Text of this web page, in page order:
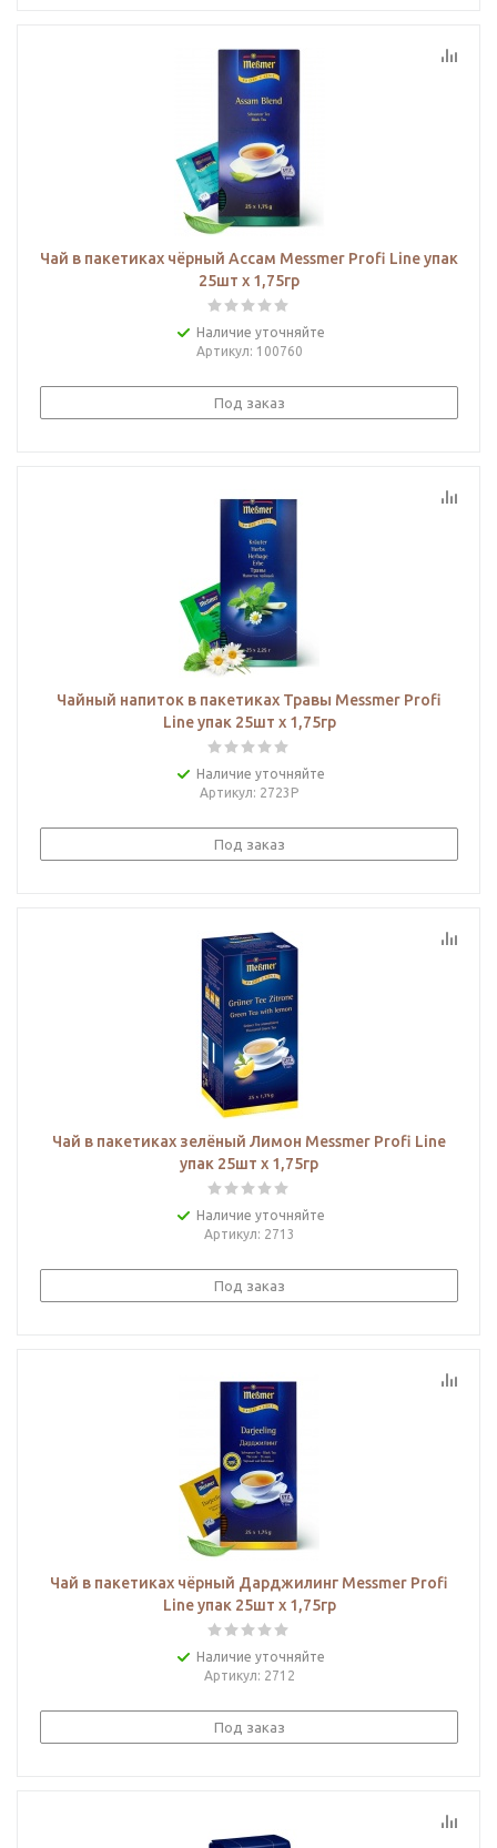
Чай в пакетиках чёрный Ассам Messmer Profi Line упак
25шт х 1,75гр
Наличие уточняйте
Артикул: 100760
Под заказ
Чайный напиток в пакетиках Травы Messmer Profi
Line упак 25шт х 1,75гр
Наличие уточняйте
Артикул: 2723Р
Под заказ
Чай в пакетиках зелёный Лимон Messmer Profi Line
упак 25шт х 1,75гр
Наличие уточняйте
Артикул: 2713
Под заказ
Чай в пакетиках чёрный Дарджилинг Messmer Profi
Line упак 25шт х 1,75гр
Наличие уточняйте
Артикул: 2712
Под заказ